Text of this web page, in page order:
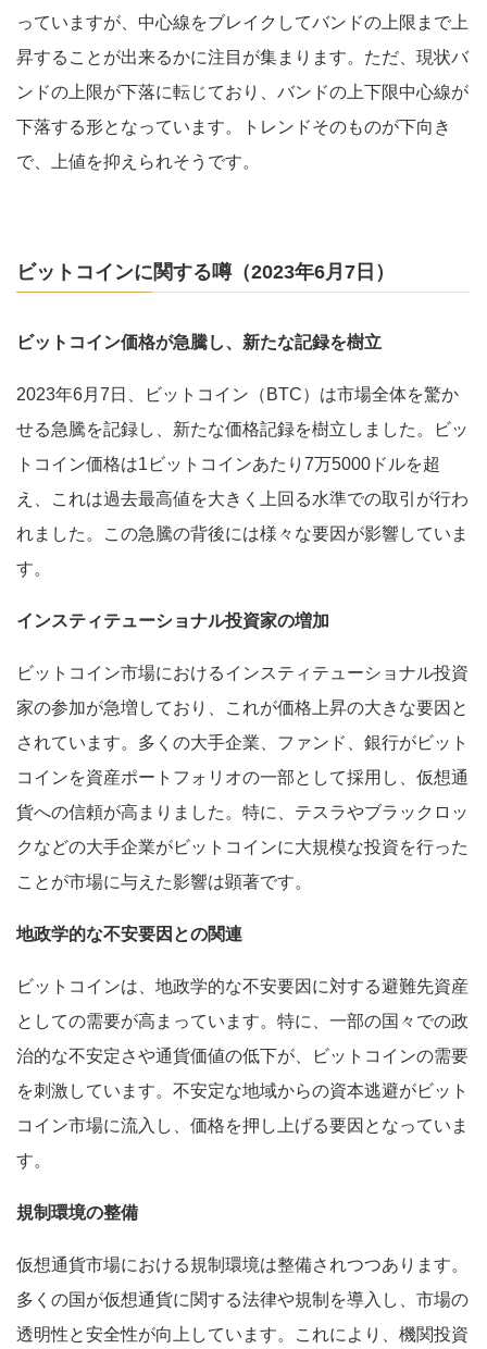
っていますが、中心線をブレイクしてバンドの上限まで上
昇することが出来るかに注目が集まります。ただ、現状バ
ンドの上限が下落に転じており、バンドの上下限中心線が
下落する形となっています。トレンドそのものが下向き
で、上値を抑えられそうです。
ビットコインに関する噂（2023年6月7日）
ビットコイン価格が急騰し、新たな記録を樹立
2023年6月7日、ビットコイン（BTC）は市場全体を驚か
せる急騰を記録し、新たな価格記録を樹立しました。ビッ
トコイン価格は1ビットコインあたり7万5000ドルを超
え、これは過去最高値を大きく上回る水準での取引が行わ
れました。この急騰の背後には様々な要因が影響していま
す。
インスティテューショナル投資家の増加
ビットコイン市場におけるインスティテューショナル投資
家の参加が急増しており、これが価格上昇の大きな要因と
されています。多くの大手企業、ファンド、銀行がビット
コインを資産ポートフォリオの一部として採用し、仮想通
貨への信頼が高まりました。特に、テスラやブラックロッ
クなどの大手企業がビットコインに大規模な投資を行った
ことが市場に与えた影響は顕著です。
地政学的な不安要因との関連
ビットコインは、地政学的な不安要因に対する避難先資産
としての需要が高まっています。特に、一部の国々での政
治的な不安定さや通貨価値の低下が、ビットコインの需要
を刺激しています。不安定な地域からの資本逃避がビット
コイン市場に流入し、価格を押し上げる要因となっていま
す。
規制環境の整備
仮想通貨市場における規制環境は整備されつつあります。
多くの国が仮想通貨に関する法律や規制を導入し、市場の
透明性と安全性が向上しています。これにより、機関投資